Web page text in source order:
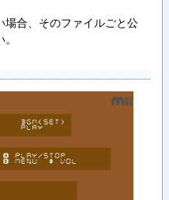
場合、そのファイルごと公